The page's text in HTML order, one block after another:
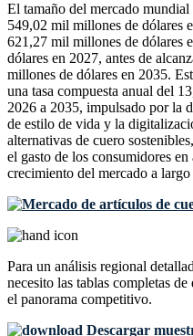
El tamaño del mercado
549,02 mil millones de dólares
621,27 mil millones de dólares
dólares en 2027, antes de
millones de dólares en 2035.
una tasa compuesta anual del
2026 a 2035, impulsado por la
de estilo de vida y la
alternativas de cuero
el gasto de los consumidores
crecimiento del mercado a largo
Para un análisis regional
necesito las tablas completas de
el panorama competitivo.
Descargar